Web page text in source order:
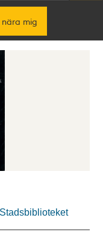
nära mig
Stadsbiblioteket